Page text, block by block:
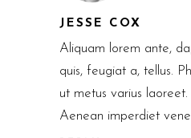
JESSE COX
Aliquam lorem ante,
quis, feugiat a, tellus.
ut metus varius
Aenean imperdiet